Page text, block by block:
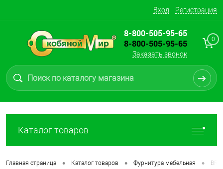
Вход Регистрация
8-800-505-95-65
8-800-505-95-65
Заказать звонок
0
Каталог товаров
Главная страница • Каталог товаров • Фурнитура мебельная •